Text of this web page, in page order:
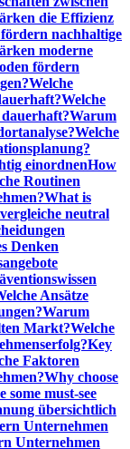
die Effizienz
nachhaltige
moderne
fördern
Welche
Welche
Warum
Welche
einordnenHow
Routinen
What is
neutral
Denken
Ansätze
Warum
Markt?Welche
Key
Faktoren
Why choose
some must-see
übersichtlich
Unternehmen
Unternehmen